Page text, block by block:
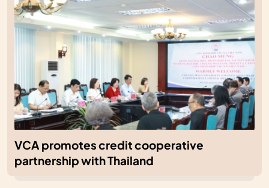
VCA promotes credit cooperative
partnership with Thailand